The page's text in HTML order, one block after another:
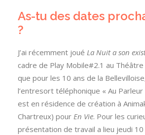
As-tu des dates
?
J’ai récemment joué La Nuit a son
cadre de Play Mobile#2.1 au Théâtre
que pour les 10 ans de la
l’entresort téléphonique « Au Parleur
est en résidence de création à
Chartreux) pour En Vie. Pour les
présentation de travail a lieu jeudi